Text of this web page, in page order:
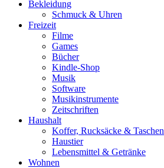
Bekleidung
Schmuck & Uhren
Freizeit
Filme
Games
Bücher
Kindle-Shop
Musik
Software
Musikinstrumente
Zeitschriften
Haushalt
Koffer, Rucksäcke & Taschen
Haustier
Lebensmittel & Getränke
Wohnen